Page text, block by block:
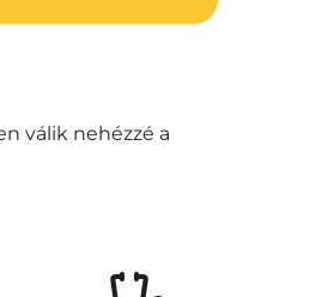
válik nehézzé a